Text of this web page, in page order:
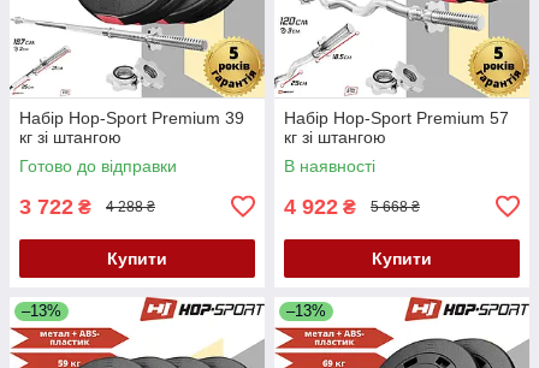
Набір Hop-Sport Premium 39
кг зі штангою
Готово до відправки
3 722 ₴ 4 288 ₴
Купити
Набір Hop-Sport Premium 57
кг зі штангою
В наявності
4 922 ₴ 5 668 ₴
Купити
–13% –13%